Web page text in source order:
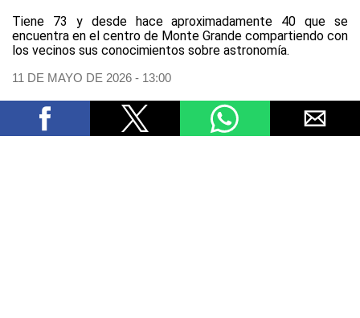
Tiene 73 y desde hace aproximadamente 40 que se
encuentra en el centro de Monte Grande compartiendo con
los vecinos sus conocimientos sobre astronomía.
11 DE MAYO DE 2026 - 13:00